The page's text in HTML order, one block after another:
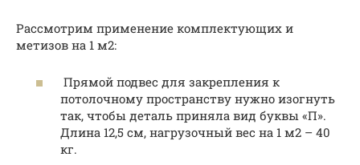
Рассмотрим применение комплектующих и
метизов на 1 м2:
Прямой подвес для закрепления к
потолочному пространству нужно изогнуть
так, чтобы деталь приняла вид буквы «П».
Длина 12,5 см, нагрузочный вес на 1 м2 – 40
кг.